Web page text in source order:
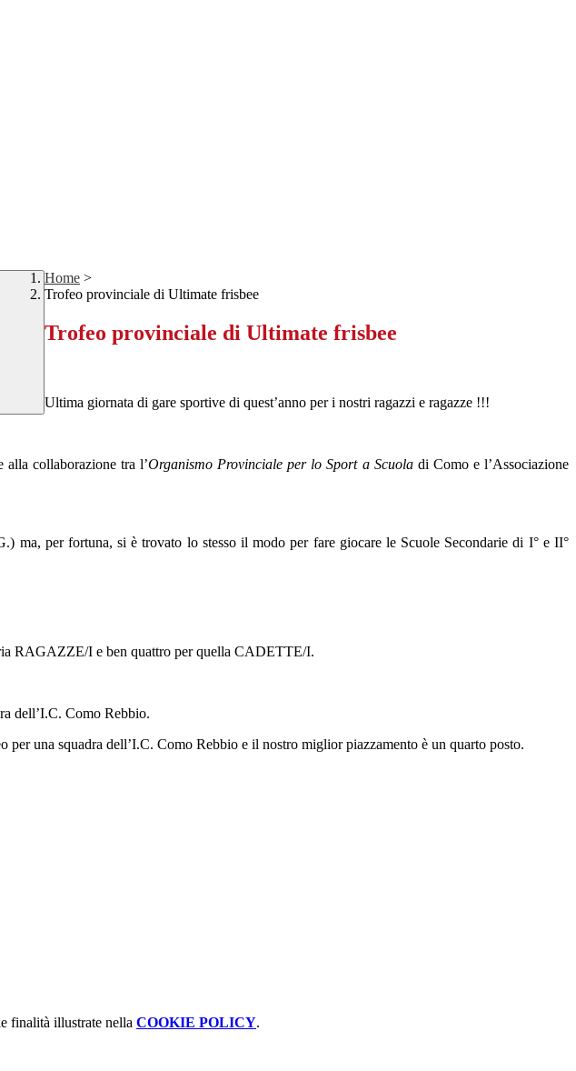
Home >
Trofeo provinciale di Ultimate frisbee
Trofeo provinciale di Ultimate frisbee
Ultima giornata di gare sportive di quest’anno per i nostri ragazzi e ragazze !!!
alla collaborazione tra l’Organismo Provinciale per lo Sport a Scuoladi Como e l’Associazione
ma, per fortuna, si è trovato lo stesso il modo per fare giocare le Scuole Secondarie di I° e II°
RAGAZZE/I e ben quattro per quella CADETTE/I.
dell’I.C. Como Rebbio.
una squadra dell’I.C. Como Rebbio e il nostro miglior piazzamento è un quarto posto.
finalità illustrate nella COOKIE POLICY.